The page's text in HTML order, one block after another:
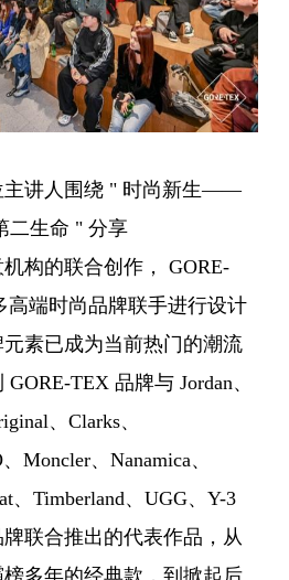
主讲人围绕 " 时尚新生——
二生命 " 分享
构的联合创作， GORE-
高端时尚品牌联手进行设计
素已成为当前热门的潮流
TEX 品牌与 Jordan、
、Clarks、
Moncler、Nanamica、
、Timberland、UGG、Y-3
联合推出的代表作品，从